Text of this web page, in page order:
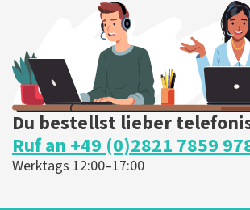
Du bestellst lieber
Ruf an +49 (0)2821 7859
Werktags 12:00–17:00